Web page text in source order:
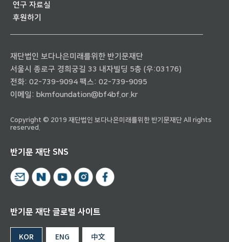
연구 자료실
후원하기
재단법인 보다나은미래를위한 반기문재단
서울시 종로구 경희궁길 33 내자빌딩 5층 (우:03176)
전화: 02-739-9094 팩스: 02-739-9095
이메일: bkmfoundation@bf4bf.or.kr
Copyright © 2019 재단법인 보다나은미래를위한 반기문재단 All rights
reserved.
반기문 재단 SNS
반기문 재단 글로벌 사이트
KOR ENG 中文